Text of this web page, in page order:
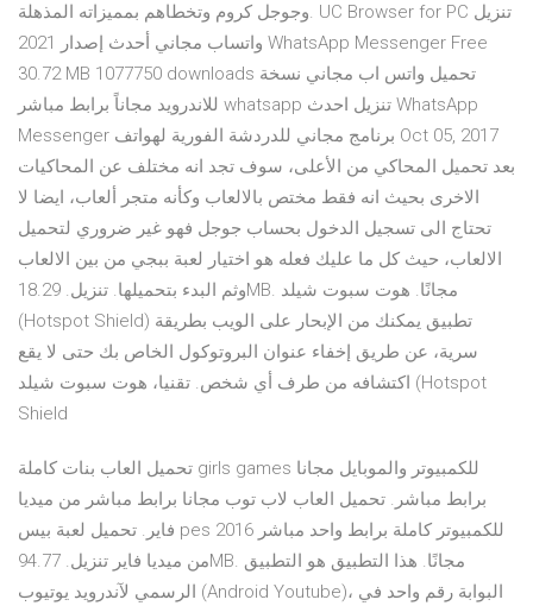
وجوجل كروم وتخطاهم بمميزاته المذهلة. UC Browser for PC تنزيل
واتساب مجاني أحدث إصدار 2021 WhatsApp Messenger Free
30.72 MB 1077750 downloads تحميل واتس اب مجاني نسخة
للاندرويد مجاناً برابط مباشر whatsapp تنزيل احدث WhatsApp
Messenger برنامج مجاني للدردشة الفورية لهواتف Oct 05, 2017
بعد تحميل المحاكي من الأعلى، سوف تجد انه مختلف عن المحاكيات
الاخرى بحيث انه فقط مختص بالالعاب وكأنه متجر ألعاب، ايضا لا
تحتاج الى تسجيل الدخول بحساب جوجل فهو غير ضروري لتحميل
الالعاب، حيث كل ما عليك فعله هو اختيار لعبة ببجي من بين الالعاب
وثم البدء بتحميلها. تنزيل. 18.29MB. مجانًا. هوت سبوت شيلد
(Hotspot Shield) تطبيق يمكنك من الإبحار على الويب بطريقة
سرية، عن طريق إخفاء عنوان البروتوكول الخاص بك حتى لا يقع
اكتشافه من طرف أي شخص. تقنيا، هوت سبوت شيلد (Hotspot
Shield
تحميل العاب بنات كاملة girls games للكمبيوتر والموبايل مجانا
برابط مباشر. تحميل العاب لاب توب مجانا برابط مباشر من ميديا
فاير. تحميل لعبة بيس pes 2016 للكمبيوتر كاملة برابط واحد مباشر
من ميديا فاير تنزيل. 94.77MB. مجانًا. هذا التطبيق هو التطبيق
الرسمي لآندرويد يوتيوب (Android Youtube)، البوابة رقم واحد في